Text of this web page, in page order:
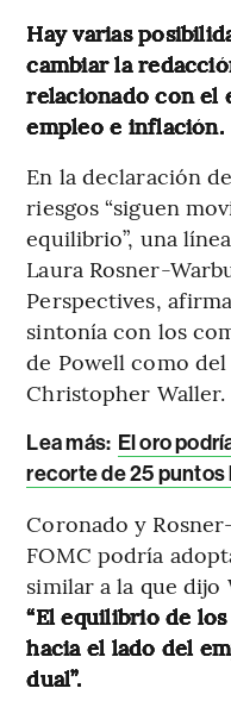
Hay varias
cambiar la
relacionado con el
empleo e inflación.
En la declaración
riesgos “siguen
equilibrio”, una
Laura Rosner-
Perspectives,
sintonía con los
de Powell como
Christopher Waller.
Lea más: El oro
recorte de 25 puntos
Coronado y
FOMC podría
similar a la que dijo
“El equilibrio de
hacia el lado del
dual”.